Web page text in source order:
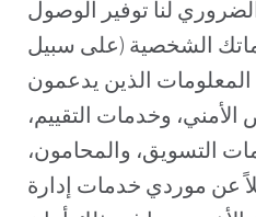
لنا توفير الوصول
الشخصية (على سبيل
المعلومات الذين يدعمون
وخدمات التقييم،
التسويق، والمحامون،
عن موردي خدمات إدارة